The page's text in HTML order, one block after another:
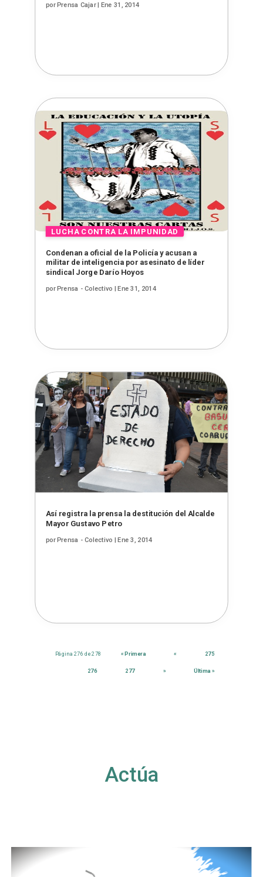
porPrensa Cajar| Ene 31, 2014
Condenan a oficial de la Policía y acusan a
militar de inteligencia por asesinato de líder
sindical Jorge Darío Hoyos
porPrensa - Colectivo | Ene 31, 2014
Así registra la prensa la destitución del Alcalde
Mayor Gustavo Petro
porPrensa - Colectivo | Ene 3, 2014
Página 276 de 278 « Primera « 275
276 277 » Última »
Actúa